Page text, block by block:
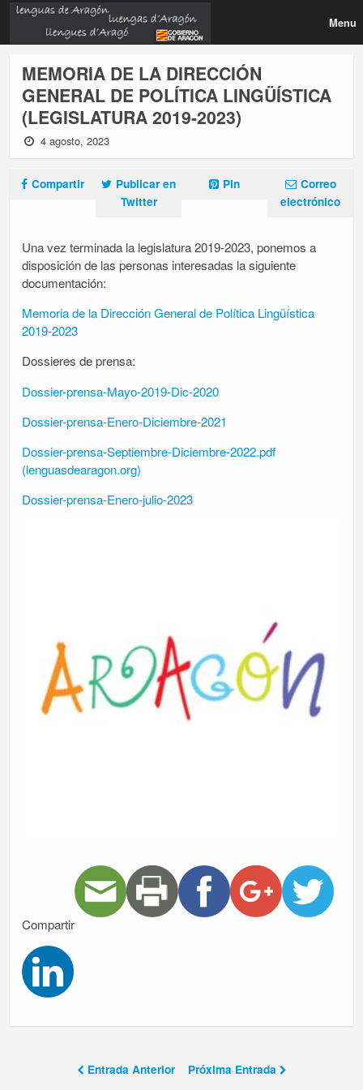
Menu
MEMORIA DE LA DIRECCIÓN
GENERAL DE POLÍTICA LINGÜÍSTICA
(LEGISLATURA 2019-2023)
4 agosto, 2023
Compartir
Publicar en
Twitter
Pin
Correo
electrónico
Una vez terminada la legislatura 2019-2023, ponemos a
disposición de las personas interesadas la siguiente
documentación:
Memoria de la Dirección General de Política Lingüística
2019-2023
Dossieres de prensa:
Dossier-prensa-Mayo-2019-Dic-2020
Dossier-prensa-Enero-Diciembre-2021
Dossier-prensa-Septiembre-Diciembre-2022.pdf
(lenguasdearagon.org)
Dossier-prensa-Enero-julio-2023
Compartir
Entrada Anterior Próxima Entrada